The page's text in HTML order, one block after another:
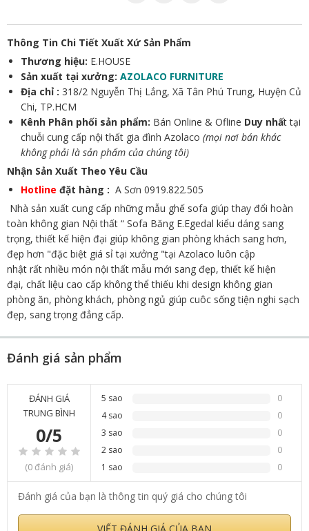
Thông Tin Chi Tiết Xuất Xứ Sản Phẩm
Thương hiệu: E.HOUSE
Sản xuất tại xưởng: AZOLACO FURNITURE
Địa chỉ : 318/2 Nguyễn Thị Lắng, Xã Tân Phú Trung, Huyện Củ
Chi, TP.HCM
Kênh Phân phối sản phẩm: Bán Online & Ofline Duy nhất tại
chuỗi cung cấp nội thất gia đình Azolaco (mọi nơi bán khác
không phải là sản phẩm của chúng tôi)
Nhận Sản Xuất Theo Yêu Cầu
Hotline đặt hàng : A Sơn 0919.822.505
Nhà sản xuất cung cấp những mẫu ghế sofa giúp thay đổi hoàn
toàn không gian Nội thất “ Sofa Băng E.Egedal kiểu dáng sang
trọng, thiết kế hiện đại giúp không gian phòng khách sang hơn,
đẹp hơn "đặc biệt giá sỉ tại xưởng "tại Azolaco luôn cập
nhật rất nhiều món nội thất mẫu mới sang đẹp, thiết kế hiện
đại, chất liệu cao cấp không thể thiếu khi design không gian
phòng ăn, phòng khách, phòng ngủ giúp cuôc sống tiện nghi sạch
đẹp, sang trọng đẳng cấp.
Đánh giá sản phẩm
ĐÁNH GIÁ
TRUNG BÌNH
0/5
(0 đánh giá)
5 sao
0
4 sao
0
3 sao
0
2 sao
0
1 sao
0
Đánh giá của bạn là thông tin quý giá cho chúng tôi